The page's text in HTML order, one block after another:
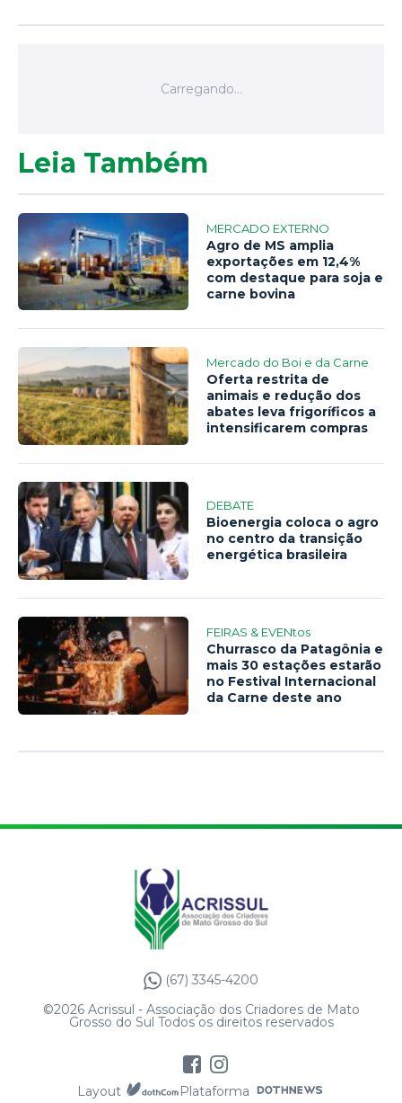
Leia Também
MERCADO EXTERNO
Agro de MS amplia
exportações em 12,4%
com destaque para soja e
carne bovina
Mercado do Boi e da Carne
Oferta restrita de
animais e redução dos
abates leva frigoríficos a
intensificarem compras
DEBATE
Bioenergia coloca o agro
no centro da transição
energética brasileira
FEIRAS & EVENtos
Churrasco da Patagônia e
mais 30 estações estarão
no Festival Internacional
da Carne deste ano
(67) 3345-4200
©2026 Acrissul - Associação dos Criadores de Mato
Grosso do Sul Todos os direitos reservados
Layout Plataforma